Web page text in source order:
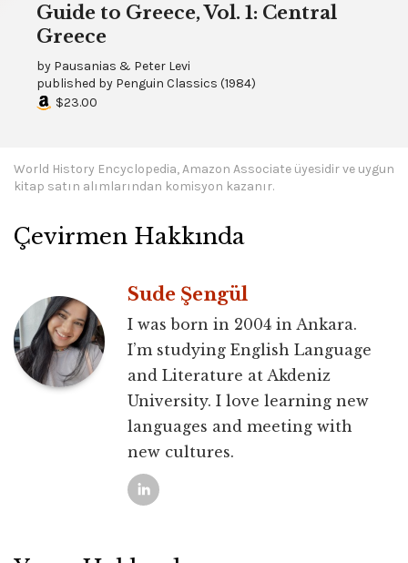
Guide to Greece, Vol. 1: Central
Greece
by Pausanias & Peter Levi
published by Penguin Classics (1984)
$23.00
World History Encyclopedia, Amazon Associate üyesidir ve uygun
kitap satın alımlarından komisyon kazanır.
Çevirmen Hakkında
Sude Şengül
I was born in 2004 in Ankara.
I’m studying English Language
and Literature at Akdeniz
University. I love learning new
languages and meeting with
new cultures.